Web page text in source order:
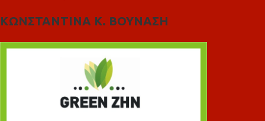
ΚΩΝΣΤΑΝΤΙΝΑ Κ. ΒΟΥΝΑΣΗ